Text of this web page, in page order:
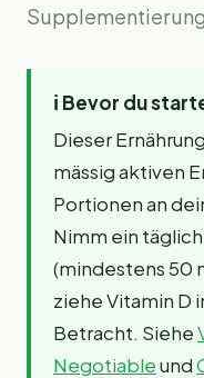
ℹ️ Bevor du
Dieser
mässig aktiven
Portionen an
Nimm ein
(mindestens 50
ziehe Vitamin D
Betracht. Siehe
Negotiableund